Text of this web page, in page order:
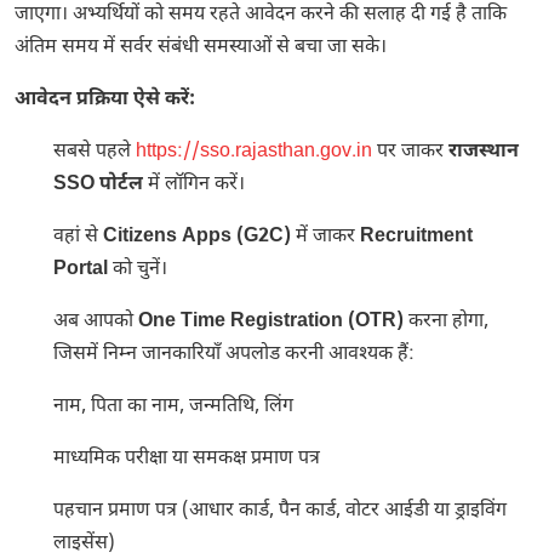
जाएगा। अभ्यर्थियों को समय रहते आवेदन करने की सलाह दी गई है ताकि
अंतिम समय में सर्वर संबंधी समस्याओं से बचा जा सके।
आवेदन प्रक्रिया ऐसे करें:
सबसे पहले https://sso.rajasthan.gov.in पर जाकरराजस्थान
SSO पोर्टलमें लॉगिन करें।
वहां सेCitizens Apps (G2C) में जाकर Recruitment
Portalको चुनें।
अब आपकोOne Time Registration (OTR) करना होगा,
जिसमें निम्न जानकारियाँ अपलोड करनी आवश्यक हैं:
नाम, पिता का नाम, जन्मतिथि, लिंग
माध्यमिक परीक्षा या समकक्ष प्रमाण पत्र
पहचान प्रमाण पत्र (आधार कार्ड, पैन कार्ड, वोटर आईडी या ड्राइविंग
लाइसेंस)